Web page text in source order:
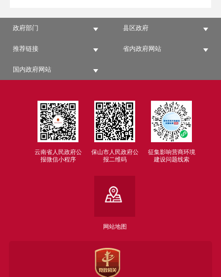
政府部门 县区政府
推荐链接 省内政府网站
国内政府网站
云南省人民政府公
报微信小程序
保山市人民政府公
报二维码
征集影响营商环境
建设问题线索
网站地图